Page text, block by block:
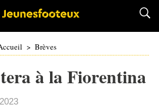
> Brèves
à la Fiorentina